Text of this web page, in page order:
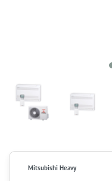
Mitsubishi Heavy